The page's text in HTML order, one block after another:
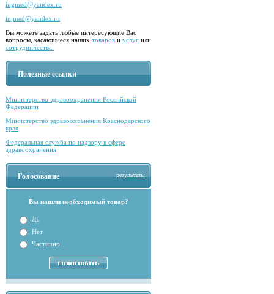
ingmed@yandex.ru
injmed@yandex.ru
Вы можете задать любые интересующие Вас
вопросы, касающиеся наших товаров и услуг или
сотрудничества.
Полезные ссылки
Министерство здравоохранения Российской
Федерации
Министерство здравоохранения Краснодарского
края
Федеральная служба по надзору в сфере
здравоохранения
Голосование результаты
Вы нашли необходимый товар?
Да
Нет
Частично